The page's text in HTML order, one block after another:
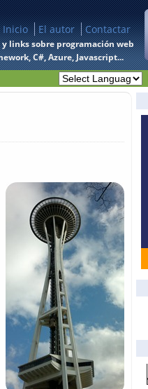
Inicio El autor Contactar
links sobre programación web
C#, Azure, Javascript...